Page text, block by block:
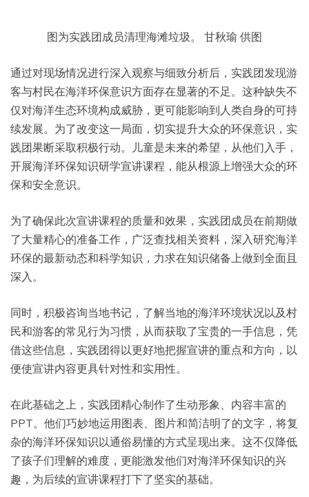
图为实践团成员清理海滩垃圾。 甘秋瑜 供图
通过对现场情况进行深入观察与细致分析后，实践团发现游
客与村民在海洋环保意识方面存在显著的不足。这种缺失不
仅对海洋生态环境构成威胁，更可能影响到人类自身的可持
续发展。为了改变这一局面，切实提升大众的环保意识，实
践团果断采取积极行动。儿童是未来的希望，从他们入手，
开展海洋环保知识研学宣讲课程，能从根源上增强大众的环
保和安全意识。
为了确保此次宣讲课程的质量和效果，实践团成员在前期做
了大量精心的准备工作，广泛查找相关资料，深入研究海洋
环保的最新动态和科学知识，力求在知识储备上做到全面且
深入。
同时，积极咨询当地书记，了解当地的海洋环境状况以及村
民和游客的常见行为习惯，从而获取了宝贵的一手信息，凭
借这些信息，实践团得以更好地把握宣讲的重点和方向，以
便使宣讲内容更具针对性和实用性。
在此基础之上，实践团精心制作了生动形象、内容丰富的
PPT。他们巧妙地运用图表、图片和简洁明了的文字，将复
杂的海洋环保知识以通俗易懂的方式呈现出来。这不仅降低
了孩子们理解的难度，更能激发他们对海洋环保知识的兴
趣，为后续的宣讲课程打下了坚实的基础。